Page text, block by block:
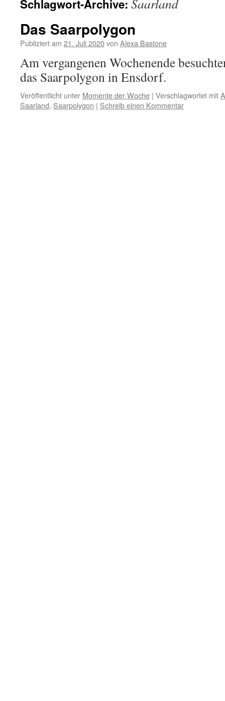
Schlagwort-Archive: Saarland
Das Saarpolygon
Publiziert am 21. Juli 2020von Alexa Bastone
Am vergangenen Wochenende
das Saarpolygon in Ensdorf.
Veröffentlicht unter Momente der Woche | Verschlagwortet mit
Saarland, Saarpolygon | Schreib einen Kommentar